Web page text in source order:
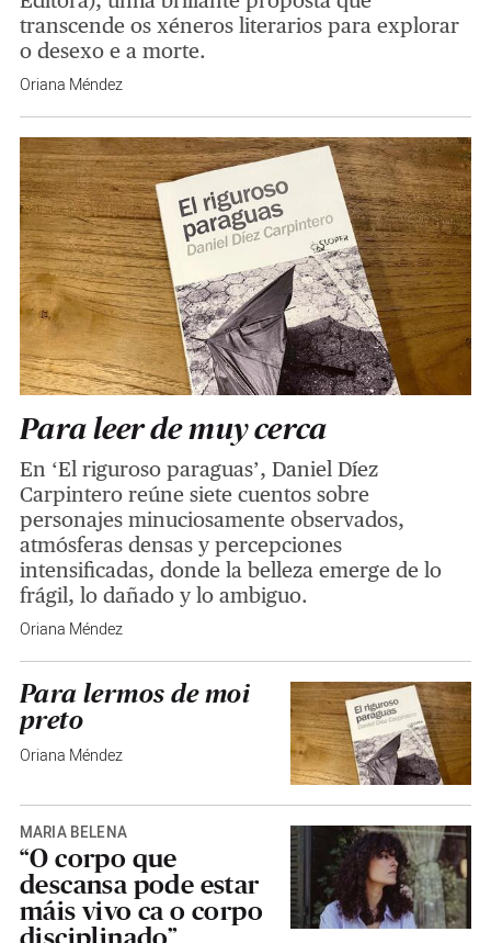
transcende os xéneros literarios para explorar
o desexo e a morte.
Oriana Méndez
Para leer de muy cerca
En ‘El riguroso paraguas’, Daniel Díez
Carpintero reúne siete cuentos sobre
personajes minuciosamente observados,
atmósferas densas y percepciones
intensificadas, donde la belleza emerge de lo
frágil, lo dañado y lo ambiguo.
Oriana Méndez
Para lermos de moi
preto
Oriana Méndez
MARÍA BELEÑA
“O corpo que
descansa pode estar
máis vivo ca o corpo